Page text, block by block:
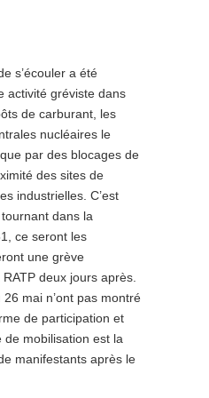
s’écouler a été
activité gréviste dans
de carburant, les
nucléaires le
par des blocages de
des sites de
industrielles. C’est
dans la
ce seront les
une grève
deux jours après.
mai n’ont pas montré
de participation et
mobilisation est la
manifestants après le